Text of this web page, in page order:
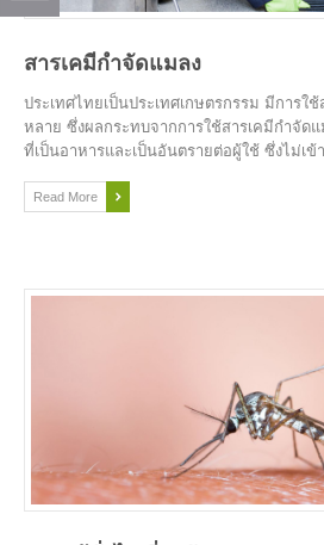
สารเคมีกำจัดแมลง
ประเทศไทยเป็นประเทศเกษตรกรรม มีการใ
หลาย ซึ่งผลกระทบจากการใช้สารเคมีกำจัด
ที่เป็นอาหารและเป็นอันตรายต่อผู้ใช้ ซึ่งไม่เ
Read More